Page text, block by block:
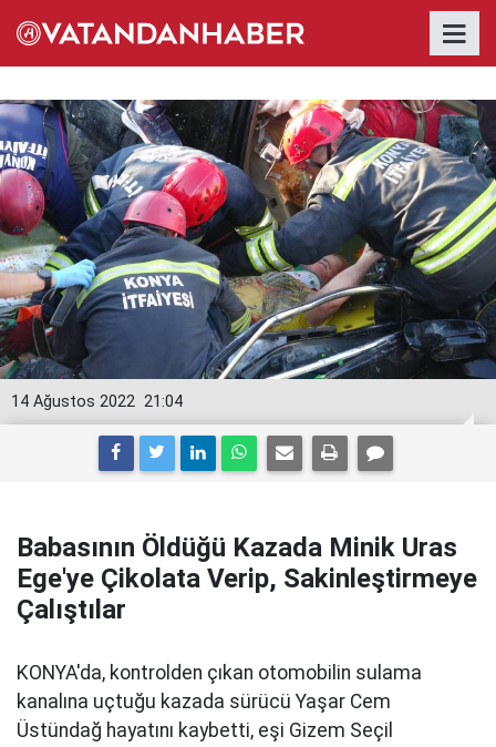
21:04
14 Ağustos 2022
Babasının Öldüğü Kazada Minik Uras
Ege'ye Çikolata Verip, Sakinleştirmeye
Çalıştılar
KONYA'da, kontrolden çıkan otomobilin sulama
kanalına uçtuğu kazada sürücü Yaşar Cem
Üstündağ hayatını kaybetti, eşi Gizem Seçil